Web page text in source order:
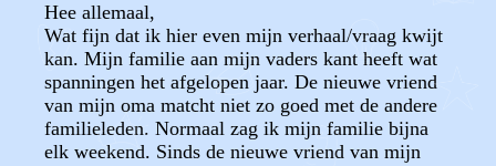
Hee allemaal,
Wat fijn dat ik hier even mijn verhaal/vraag kwijt
kan. Mijn familie aan mijn vaders kant heeft wat
spanningen het afgelopen jaar. De nieuwe vriend
van mijn oma matcht niet zo goed met de andere
familieleden. Normaal zag ik mijn familie bijna
elk weekend. Sinds de nieuwe vriend van mijn